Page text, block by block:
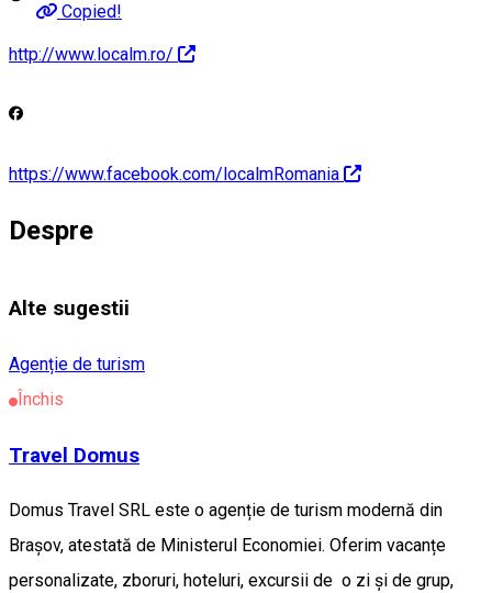
Copied!
http://www.localm.ro/
https://www.facebook.com/localmRomania
Despre
Alte sugestii
Agenție de turism
Închis
Travel Domus
Domus Travel SRL este o agenție de turism modernă din
Brașov, atestată de Ministerul Economiei. Oferim vacanțe
personalizate, zboruri, hoteluri, excursii de o zi și de grup,